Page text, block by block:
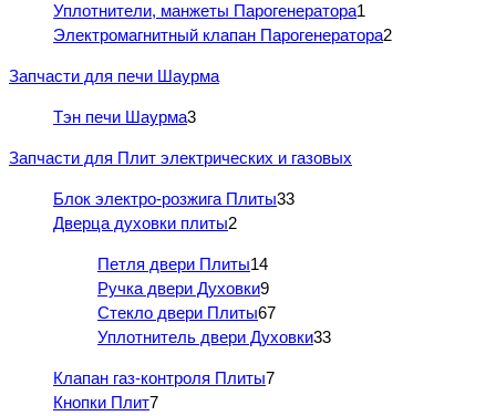
Уплотнители, манжеты Парогенератора1
Электромагнитный клапан Парогенератора2
Запчасти для печи Шаурма
Тэн печи Шаурма3
Запчасти для Плит электрических и газовых
Блок электро-розжига Плиты33
Дверца духовки плиты2
Петля двери Плиты14
Ручка двери Духовки9
Стекло двери Плиты67
Уплотнитель двери Духовки33
Клапан газ-контроля Плиты7
Кнопки Плит7